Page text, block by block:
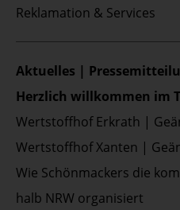
Reklamation & Services
Aktuelles |
Herzlich willkommen im
Wertstoffhof Erkrath |
Wertstoffhof Xanten |
Wie Schönmackers die
halb NRW organisiert